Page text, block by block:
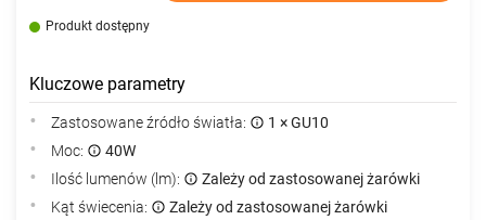
Produkt dostępny
Kluczowe parametry
Zastosowane źródło światła:
1 × GU10
Moc:
40W
Ilość lumenów (lm):
Zależy od zastosowanej żarówki
Kąt świecenia:
Zależy od zastosowanej żarówki